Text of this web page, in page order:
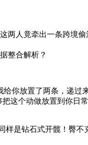
人竟牵出一条跨境偷
整合解析？
你放置了两条，递过
这个动做放置到你日
是钻石式开髋！臀不